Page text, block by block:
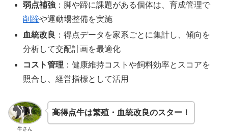
弱点補強 ：脚や蹄に課題がある個体は、育成管理で
削蹄や運動場整備を実施
血統改良 ：得点データを家系ごとに集計し、傾向を
分析して交配計画を最適化
コスト管理 ：健康維持コストや飼料効率とスコアを
照合し、経営指標として活用
牛さん
高得点牛は繁殖・血統改良のスター！